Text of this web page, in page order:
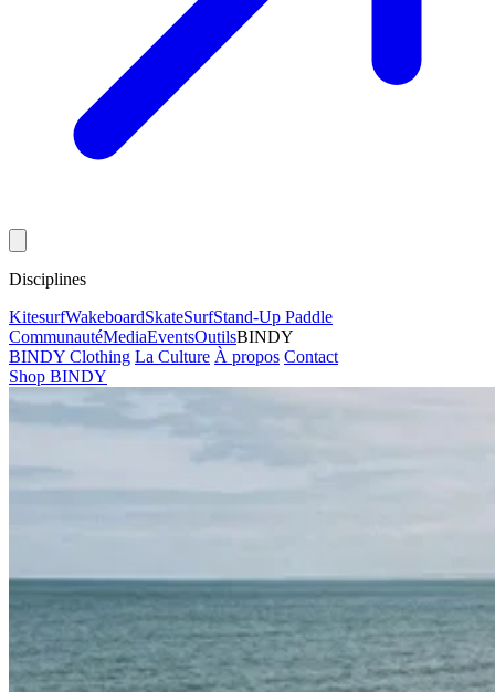
Disciplines
KitesurfWakeboardSkateSurfStand-Up Paddle
CommunautéMediaEventsOutilsBINDY
BINDY Clothing La Culture À propos Contact
Shop BINDY